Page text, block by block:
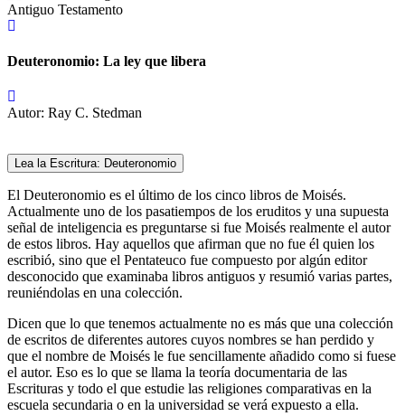
Antiguo Testamento
Deuteronomio: La ley que libera
Autor: Ray C. Stedman
Lea la Escritura: Deuteronomio
El Deuteronomio es el último de los cinco libros de Moisés.
Actualmente uno de los pasatiempos de los eruditos y una supuesta
señal de inteligencia es preguntarse si fue Moisés realmente el autor
de estos libros. Hay aquellos que afirman que no fue él quien los
escribió, sino que el Pentateuco fue compuesto por algún editor
desconocido que examinaba libros antiguos y resumió varias partes,
reuniéndolas en una colección.
Dicen que lo que tenemos actualmente no es más que una colección
de escritos de diferentes autores cuyos nombres se han perdido y
que el nombre de Moisés le fue sencillamente añadido como si fuese
el autor. Eso es lo que se llama la teoría documentaria de las
Escrituras y todo el que estudie las religiones comparativas en la
escuela secundaria o en la universidad se verá expuesto a ella.